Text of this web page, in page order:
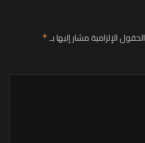
الحقول الإلزامية مشار إليها بـ*